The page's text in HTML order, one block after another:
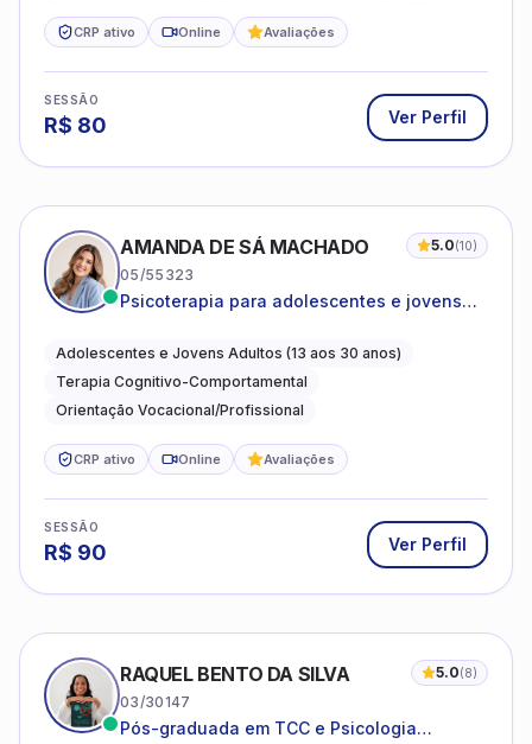
CRP ativo Online Avaliações
SESSÃO
R$ 80 Ver Perfil
AMANDA DE SÁ MACHADO 5.0(10)
05/55323
Psicoterapia para adolescentes e jovens
autoestima, relações e orientação
profissional
Adolescentes e Jovens Adultos (13 aos 30 anos)
Terapia Cognitivo-Comportamental
Orientação Vocacional/Profissional
CRP ativo Online Avaliações
SESSÃO
R$ 90 Ver Perfil
RAQUEL BENTO DA SILVA 5.0(8)
03/30147
Pós-graduada em TCC e Psicologia